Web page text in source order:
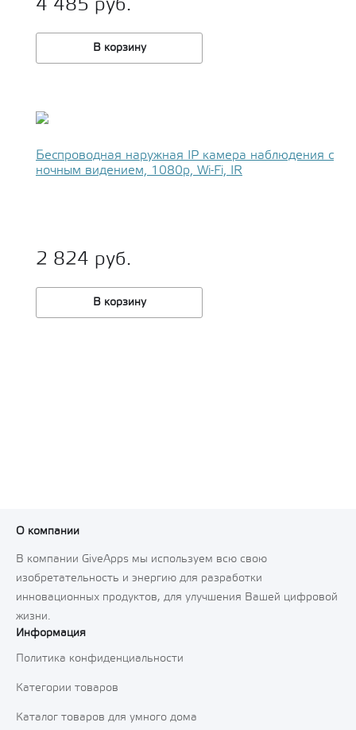
4 485 руб.
В корзину
Беспроводная наружная IP камера наблюдения с
ночным видением, 1080p, Wi-Fi, IR
2 824 руб.
В корзину
О компании
В компании GiveApps мы используем всю свою
изобретательность и энергию для разработки
инновационных продуктов, для улучшения Вашей цифровой
жизни.
Информация
Политика конфиденциальности
Категории товаров
Каталог товаров для умного дома